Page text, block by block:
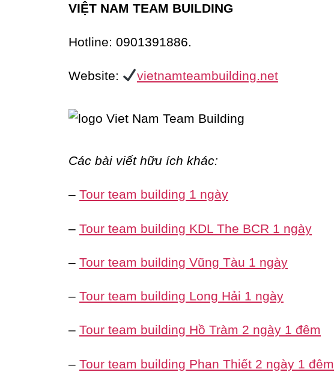
VIỆT NAM TEAM BUILDING
Hotline: 0901391886.
Website: vietnamteambuilding.net
Các bài viết hữu ích khác:
– Tour team building 1 ngày
– Tour team building KDL The BCR 1 ngày
– Tour team building Vũng Tàu 1 ngày
– Tour team building Long Hải 1 ngày
– Tour team building Hồ Tràm 2 ngày 1 đêm
– Tour team building Phan Thiết 2 ngày 1 đêm